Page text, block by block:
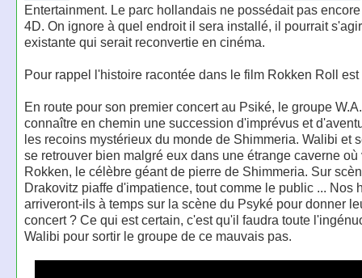
Entertainment. Le parc hollandais ne possédait pas
4D. On ignore à quel endroit il sera installé, il pourrait
existante qui serait reconvertie en cinéma.
Pour rappel l'histoire racontée dans le film Rokken Roll
En route pour son premier concert au Psiké, le groupe
connaître en chemin une succession d'imprévus et
les recoins mystérieux du monde de Shimmeria. Walibi et
se retrouver bien malgré eux dans une étrange caverne où
Rokken, le célèbre géant de pierre de Shimmeria. Sur
Drakovitz piaffe d'impatience, tout comme le public ... Nos
arriveront-ils à temps sur la scène du Psyké pour donner
concert ? Ce qui est certain, c'est qu'il faudra toute
Walibi pour sortir le groupe de ce mauvais pas.